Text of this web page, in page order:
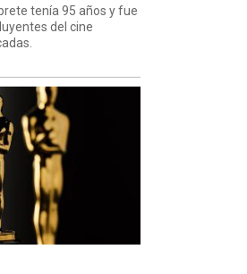
tenía 95 años y fue
del cine